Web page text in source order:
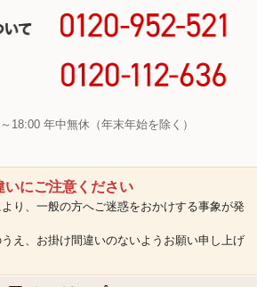
18:00 年中無休（年末年始を除く）
いにご注意ください
り、一般の方へご迷惑をおかけする事象が発
え、お掛け間違いのないようお願い申し上げ